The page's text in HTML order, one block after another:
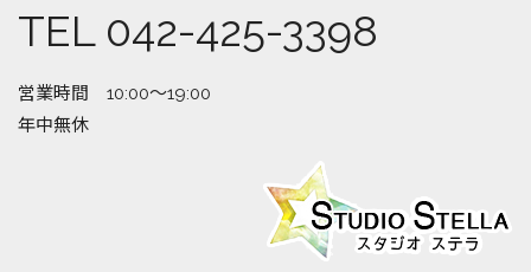
TEL 042-425-3398
営業時間 10:00～19:00
年中無休